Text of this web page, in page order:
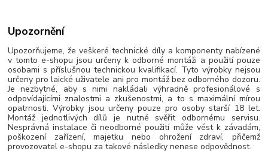
Upozornění
Upozorňujeme, že veškeré technické díly a komponenty nabízené
v tomto e-shopu jsou určeny k odborné montáži a použití pouze
osobami s příslušnou technickou kvalifikací. Tyto výrobky nejsou
určeny pro laické uživatele ani pro montáž bez odborného dozoru.
Je nezbytné, aby s nimi nakládali výhradně profesionálové s
odpovídajícími znalostmi a zkušenostmi, a to s maximální mírou
opatrnosti. Výrobky jsou určeny pouze pro osoby starší 18 let.
Montáž jednotlivých dílů je nutné svěřit odbornému servisu.
Nesprávná instalace či neodborné použití může vést k závadám,
poškození zařízení, majetku nebo ohrožení zdraví, přičemž
provozovatel e-shopu za takové následky nenese odpovědnost.